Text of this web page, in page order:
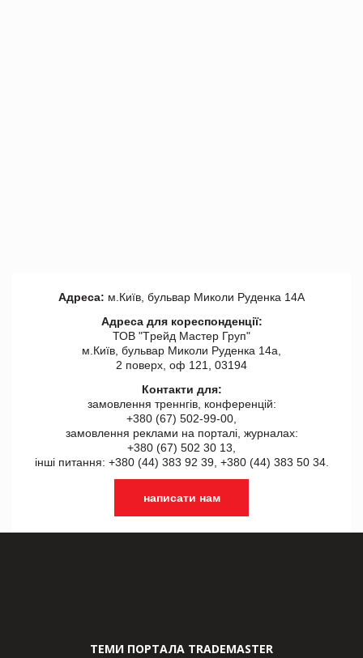
Адреса: м.Київ, бульвар Миколи Руденка 14А
Адреса для кореспонденції:
ТОВ "Tрейд Мастер Груп"
м.Київ, бульвар Миколи Руденка 14а,
2 поверх, оф 121, 03194
Контакти для:
замовлення треннгів, конференцій:
+380 (67) 502-99-00,
замовлення реклами на порталі, журналах:
+380 (67) 502 30 13,
інші питання: +380 (44) 383 92 39, +380 (44) 383 50 34.
написати нам
ТЕМИ ПОРТАЛА TRADEMASTER